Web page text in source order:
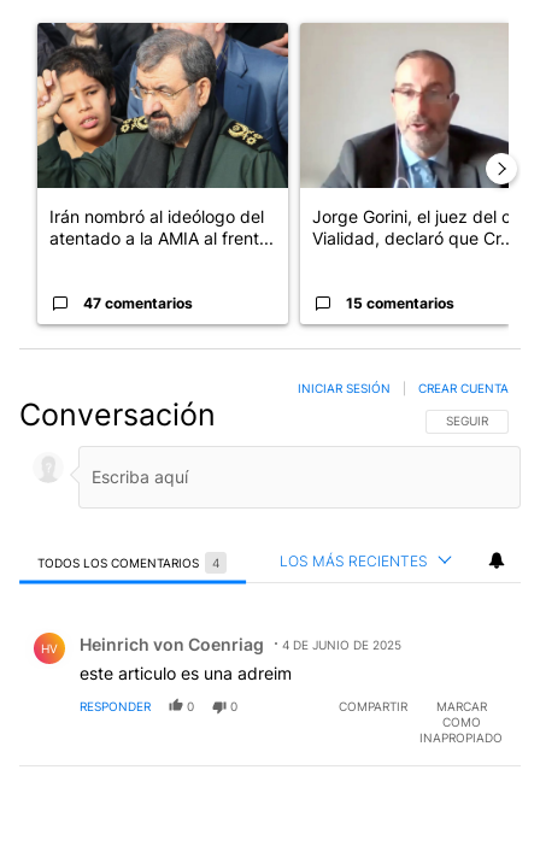
Un artículo de tendencia con el título "Irán nombró al ideólogo
Irán nombró al ideólogo del
atentado a la AMIA al frent...
47 comentarios
Jorge Gorini, el juez del caso
Vialidad, declaró que Cr...
15 comentarios
Conversación SIGA ESTA
SEGUIR
INICIAR SESIÓN CREAR CUENTA
TODOS LOS COMENTARIOS 4 LOS MÁS RECIENTES
HV Heinrich von Coenriag 4 DE JUNIO DE 2025
este articulo es una adreim
RESPONDER 0 0 COMPARTIR
MARCAR
COMO
INAPROPIADO